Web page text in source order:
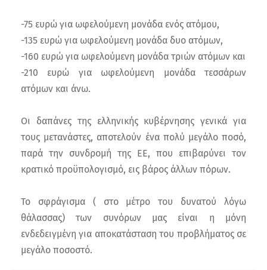
-75 ευρώ για ωφελούμενη μονάδα ενός ατόμου,
-135 ευρώ για ωφελούμενη μονάδα δυο ατόμων,
-160 ευρώ για ωφελούμενη μονάδα τριών ατόμων και
-210 ευρώ για ωφελούμενη μονάδα τεσσάρων
ατόμων και άνω.
Οι δαπάνες της ελληνικής κυβέρνησης γενικά για
τους μετανάστες, αποτελούν ένα πολύ μεγάλο ποσό,
παρά την συνδρομή της ΕΕ, που επιβαρύνει τον
κρατικό προϋπολογισμό, εις βάρος άλλων πόρων.
Το σφράγισμα ( στο μέτρο του δυνατού λόγω
θάλασσας) των συνόρων μας είναι η μόνη
ενδεδειγμένη για αποκατάσταση του προβλήματος σε
μεγάλο ποσοστό.